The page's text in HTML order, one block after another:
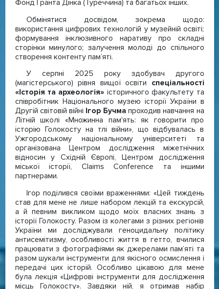
Фонд Гранта Дінка (Туреччина) та багатьох інших.
Обмінятися досвідом, зокрема щодо:
використання цифрових технологій у музейній освіті;
формування інклюзивного наративу про складні
сторінки минулого; залучення молоді до спільного
створення контенту пам’яті.
У серпні 2025 року здобувач другого
(магістерського) рівня вищої освіти спеціальності
«Історія та археологія» історичного факультету та
співробітник Національного музею історії України в
Другій світовій війні Ігор Бучма проходив навчання на
Літній школі «Множинна пам'ять: як говорити про
історію Голокосту на тлі війни», що відбувалась в
Ужгородському національному університеті та
організована Центром дослідження міжетнічних
відносин у Східній Європі, Центром дослідження
міської історії, Claims Conference та іншими
партнерами.
Ігор поділився своїми враженнями: «Цей тиждень
став для мене не лише набором лекцій та екскурсій,
а й певним викликом щодо моїх власних знань з
історії Голокосту. Разом із колегами з різних регіонів
України ми досліджували геноцидальну політику
антисемітизму, особливості життя в гетто, вчилися
працювати з фотографіями як джерелами пам’яті та
разом шукали інструменти для якісного осмислення і
передачі цих історій. Особливо цікавою для мене
була лекція «Цифрові інструменти для дослідження
місць Голокосту». Завдяки ній, я отримав набір